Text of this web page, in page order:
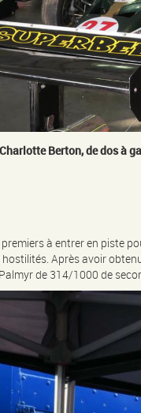
Berton, de dos à
à entrer en piste
Après avoir
de 314/1000 de